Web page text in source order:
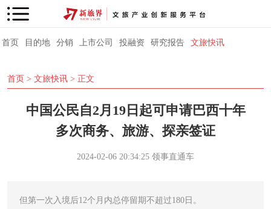
首页 目的地 分销 上市公司 投融资 研究报告 文旅快讯
首页 > 文旅快讯 > 正文
中国公民自2月19日起可申请巴西十年
多次商务、旅游、探亲签证
2024-02-06 20:34:25 领事直通车
但第一次入境后12个月内总停留期不超过180日。